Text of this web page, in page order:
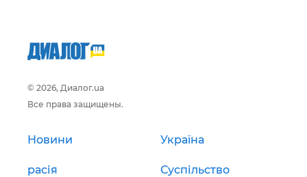
© 2026, Диалог.ua
Все права защищены.
Новини Україна
расія Суспільство